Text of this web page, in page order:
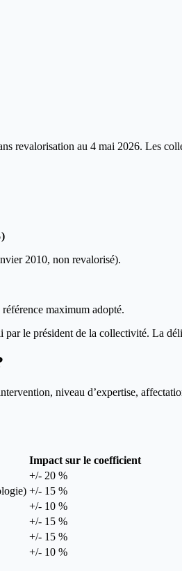
revalorisation au 4 mai 2026. Les
2010, non revalorisé).
maximum adopté.
le président de la collectivité. La
niveau d’expertise,
Impact sur le coefficient
+/- 20 %
+/- 15 %
+/- 10 %
+/- 15 %
+/- 15 %
+/- 10 %